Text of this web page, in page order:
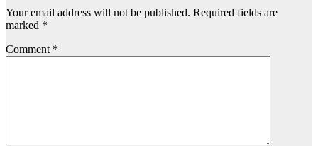
Your email address will not be published. Required fields are
marked *
Comment *